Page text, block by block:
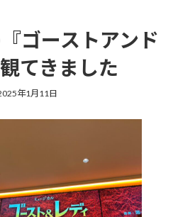
ゴーストアンド
てきました
年1月11日